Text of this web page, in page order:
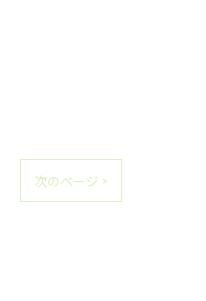
次のページ >